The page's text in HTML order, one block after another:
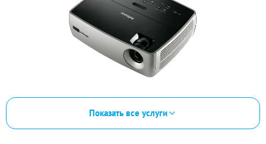
Показать все услуги